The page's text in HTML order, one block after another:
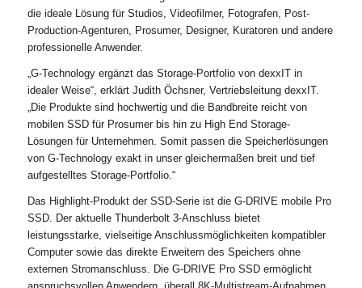
die ideale Lösung für Studios, Videofilmer, Fotografen, Post-
Production-Agenturen, Prosumer, Designer, Kuratoren und andere
professionelle Anwender.
„G-Technology ergänzt das Storage-Portfolio von dexxIT in
idealer Weise“, erklärt Judith Öchsner, Vertriebsleitung dexxIT.
„Die Produkte sind hochwertig und die Bandbreite reicht von
mobilen SSD für Prosumer bis hin zu High End Storage-
Lösungen für Unternehmen. Somit passen die Speicherlösungen
von G-Technology exakt in unser gleichermaßen breit und tief
aufgestelltes Storage-Portfolio.“
Das Highlight-Produkt der SSD-Serie ist die G-DRIVE mobile Pro
SSD. Der aktuelle Thunderbolt 3-Anschluss bietet
leistungsstarke, vielseitige Anschlussmöglichkeiten kompatibler
Computer sowie das direkte Erweitern des Speichers ohne
externen Stromanschluss. Die G-DRIVE Pro SSD ermöglicht